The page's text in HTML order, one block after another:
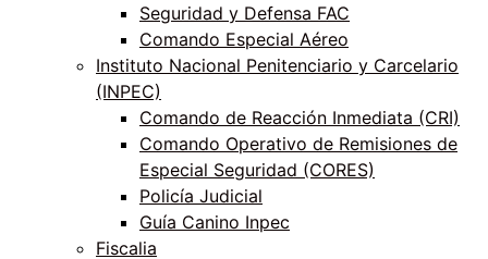
Seguridad y Defensa FAC
Comando Especial Aéreo
Instituto Nacional Penitenciario y Carcelario
(INPEC)
Comando de Reacción Inmediata (CRI)
Comando Operativo de Remisiones de
Especial Seguridad (CORES)
Policía Judicial
Guía Canino Inpec
Fiscalia